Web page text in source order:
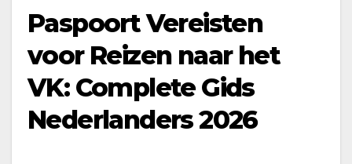
Paspoort Vereisten
voor Reizen naar het
VK: Complete Gids
Nederlanders 2026